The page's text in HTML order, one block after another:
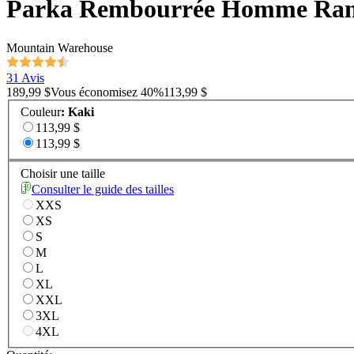
Parka Rembourrée Homme
Mountain Warehouse
31 Avis
189,99 $Vous économisez 40%113,99 $
Couleur: Kaki
113,99 $
113,99 $
Choisir une taille
Consulter le guide des tailles
XXS
XS
S
M
L
XL
XXL
3XL
4XL